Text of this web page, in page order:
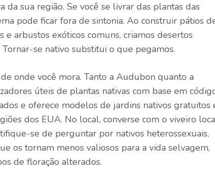
sua região. Se você se livrar das plantas das
pode ficar fora de sintonia. Ao construir pátios
arbustos exóticos comuns, criamos desertos
se nativo substitui o que pegamos.
onde você mora. Tanto a Audubon quanto a
úteis de plantas nativas com base em
e oferece modelos de jardins nativos gratuitos
dos EUA. No local, converse com o viveiro
se de perguntar por nativos heterossexuais,
os tornam menos valiosos para a vida selvagem,
de floração alterados.